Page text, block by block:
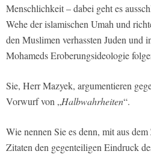
Menschlichkeit – dabei geht es
Wehe der islamischen Umah und
den Muslimen verhassten Juden und
Mohameds Eroberungsideologie
Sie, Herr Mazyek, argumentieren
Vorwurf von „Halbwahrheiten“.
Wie nennen Sie es denn, mit aus
Zitaten den gegenteiligen Eindruck